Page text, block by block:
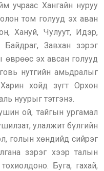
учраас Хангайн нуруу
том голууд эх аван
Хануй, Чулуут, Идэр,
Завхан зэрэг
өврөөс эх авсан голууд
нутгийн амьдралыг
хойд зүгт Орхон
нуурыг тэтгэнэ.
ой, тайгын ургамал
улалжит бүлгийн
голын хөндийд сийрэг
зэрэг хээр талын
Буга, гахай,